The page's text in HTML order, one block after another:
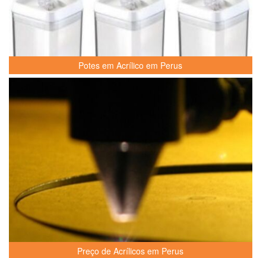
Potes em Acrílico em Perus
Preço de Acrílicos em Perus